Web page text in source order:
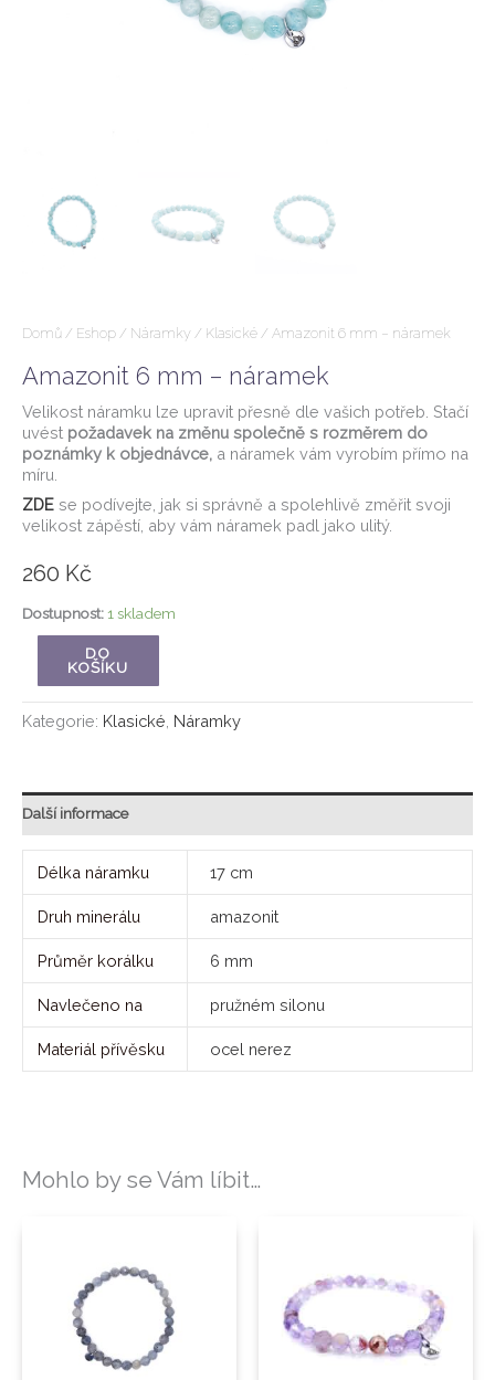
Domů / Eshop / Náramky / Klasické / Amazonit 6 mm – náramek
Amazonit 6 mm – náramek
Velikost náramku lze upravit přesně dle vašich potřeb. Stačí
uvést požadavek na změnu společně s rozměrem do
poznámky k objednávce, a náramek vám vyrobím přímo na
míru.
ZDE se podívejte, jak si správně a spolehlivě změřit svoji
velikost zápěstí, aby vám náramek padl jako ulitý.
260 Kč
Dostupnost:1 skladem
DO
KOŠÍKU
Kategorie: Klasické Náramky
Další informace
Délka náramku 17 cm
Druh minerálu amazonit
Průměr korálku 6 mm
Navlečeno na pružném silonu
Materiál přívěsku ocel nerez
Mohlo by se Vám líbit…